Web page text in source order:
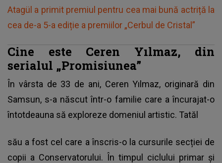
Atagül a primit premiul pentru cea mai bună actriță la
cea de-a 5-a ediție a premiilor „Cerbul de Cristal”
Cine este Ceren Yılmaz, din
serialul „Promisiunea”
În vârsta de 33 de ani, Ceren Yılmaz, originară din
Samsun, s-a născut într-o familie care a încurajat-o
întotdeauna să exploreze domeniul artistic. Tatăl
său a fost cel care a înscris-o la cursurile secției de
copii a Conservatorului. În timpul ciclului primar și